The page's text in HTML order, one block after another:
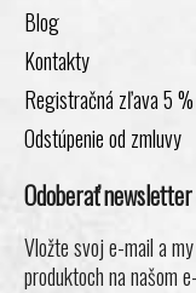
Blog
Kontakty
Registračná zľava 5 %
Odstúpenie od zmluvy
Odoberať newsletter
Vložte svoj e-mail a
produktoch na našom